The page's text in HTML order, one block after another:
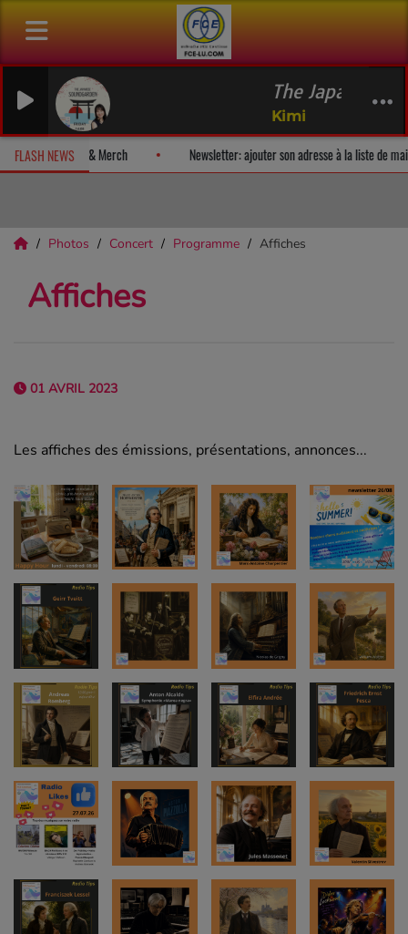
The Japanese
FLASH NEWS
surprise! Fan Releases & Merch Newsletter: ajouter
Photos Concert Programme Affiches
Affiches
01 AVRIL 2023
Les affiches des émissions, présentations, annonces...